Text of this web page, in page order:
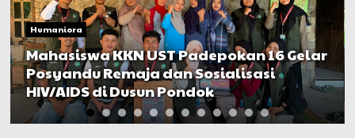
Humaniora
Mahasiswa KKN UST Padepokan 16 Gelar
Posyandu Remaja dan Sosialisasi
HIV/AIDS di Dusun Pondok